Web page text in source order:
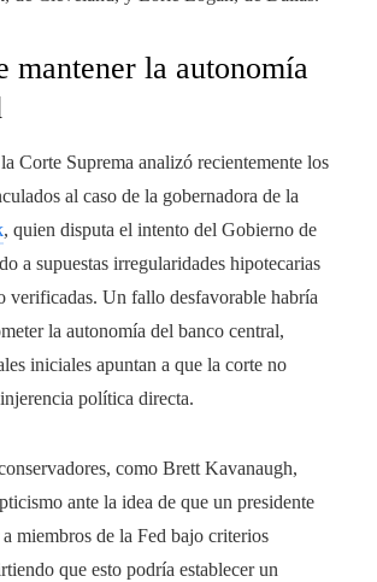
mantener la autonomía
Corte Suprema analizó recientemente los
al caso de la gobernadora de la
, quien disputa el intento del Gobierno de
a supuestas irregularidades hipotecarias
verificadas. Un fallo desfavorable habría
la autonomía del banco central,
iniciales apuntan a que la corte no
política directa.
como Brett Kavanaugh,
ante la idea de que un presidente
miembros de la Fed bajo criterios
que esto podría establecer un